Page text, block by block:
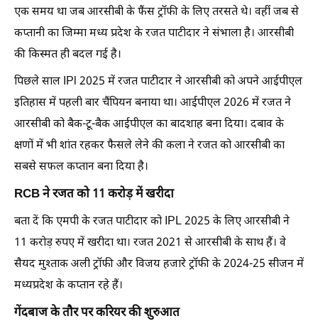
एक समय था जब आरसीबी के फैंस ट्रॉफी के लिए तरसते थे। वहीं जब से
कप्तानी का जिम्मा मध्य प्रदेश के रजत पाटीदार ने संभाला है। आरसीबी
की किस्मत ही बदल गई है।
पिछले साल IPl 2025 में रजत पाटीदार ने आरसीबी को अपने आईपीएल
इतिहास में पहली बार चैंपियन बनाया था। आईपीएल 2026 में रजत ने
आरसीबी को बैक-टू-बैक आईपीएल का बादशाह बना दिया। दबाव के
क्षणों में भी शांत रहकर फैसले लेने की कला ने रजत को आरसीबी का
सबसे सफल कप्तान बना दिया है।
RCB ने रजत को 11 करोड़ में खरीदा
बता दें कि एमपी के रजत पाटीदार को IPL 2025 के लिए आरसीबी ने
11 करोड़ रुपए में खरीदा था। रजत 2021 से आरसीबी के साथ हैं। वे
सैयद मुश्ताक अली ट्रॉफी और विजय हजारे ट्रॉफी के 2024-25 सीजन में
मध्यप्रदेश के कप्तान रहे हैं।
गेंदबाज के तौर पर करियर की शुरुआत